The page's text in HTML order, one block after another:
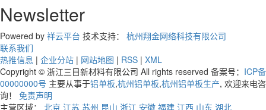
Newsletter
Powered by 祥云平台 技术支持： 杭州翔金网络科技有限公司
联系我们
热推信息 | 企业分站 | 网站地图 | RSS | XML
Copyright © 浙江三目新材料有限公司 All rights reserved 备案号： ICP备
00000000号 主要从事于铝单板,杭州铝单板,杭州铝单板生产, 欢迎来电咨
询！ 免责声明
主营区域： 北京 江苏 苏州 昆山 浙江 安徽 福建 江西 山东 湖北